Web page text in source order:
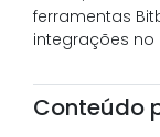
ferramentas
integrações no
Conteúdo